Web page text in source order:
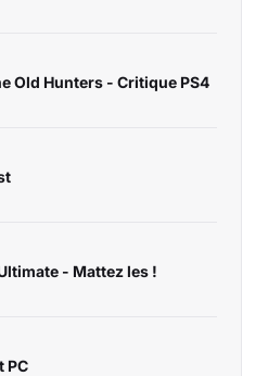
Old Hunters - Critique PS4
- Mattez les !
PC